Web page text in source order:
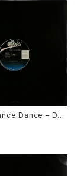
Dance – Do
[Epic]